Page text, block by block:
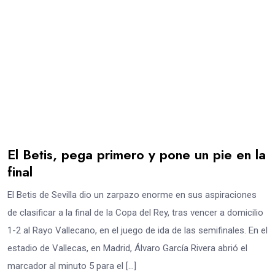
El Betis, pega primero y pone un pie en la
final
El Betis de Sevilla dio un zarpazo enorme en sus aspiraciones
de clasificar a la final de la Copa del Rey, tras vencer a domicilio
1-2 al Rayo Vallecano, en el juego de ida de las semifinales. En el
estadio de Vallecas, en Madrid, Álvaro García Rivera abrió el
marcador al minuto 5 para el […]